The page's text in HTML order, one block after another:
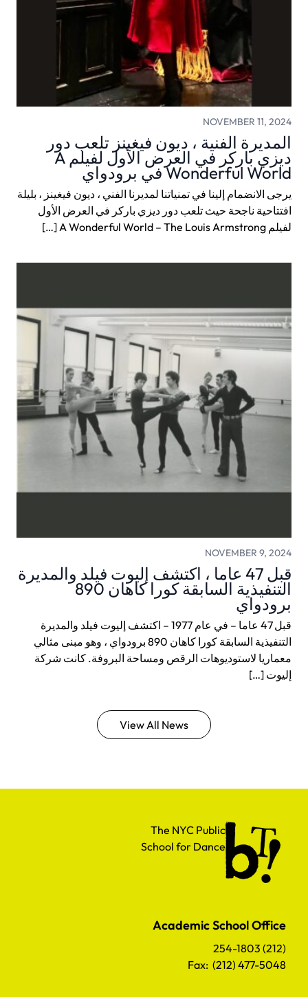
NOVEMBER 11, 2024
المديرة الفنية ، ديون فيغينز تلعب دور
ديزي باركر في العرض الأول لفيلم A
Wonderful World في برودواي
يرجى الانضمام إلينا في تمنياتنا لمديرنا الفني ، ديون فيغينز ، بليلة
افتتاحية ناجحة حيث تلعب دور ديزي باركر في العرض الأول
لفيلم A Wonderful World – The Louis Armstrong […]
NOVEMBER 9, 2024
قبل 47 عاما ، اكتشف إليوت فيلد والمديرة
التنفيذية السابقة كورا كاهان 890
برودواي
قبل 47 عاما – في عام 1977 – اكتشف إليوت فيلد والمديرة
التنفيذية السابقة كورا كاهان 890 برودواي ، وهو مبنى مثالي
معماريا لاستوديوهات الرقص ومساحة البروفة. كانت شركة
إليوت […]
View All News
The NYC Public School for Dance
The NYC Public
School for Dance
Academic School Office
(212) 254-1803
Fax: (212) 477-5048